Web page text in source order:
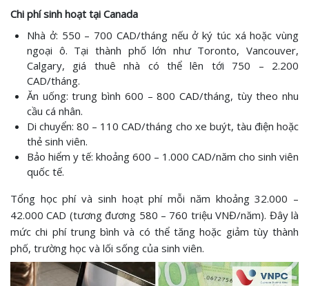
Chi phí sinh hoạt tại Canada
Nhà ở: 550 – 700 CAD/tháng nếu ở ký túc xá hoặc vùng
ngoại ô. Tại thành phố lớn như Toronto, Vancouver,
Calgary, giá thuê nhà có thể lên tới 750 – 2.200
CAD/tháng.
Ăn uống: trung bình 600 – 800 CAD/tháng, tùy theo nhu
cầu cá nhân.
Di chuyển: 80 – 110 CAD/tháng cho xe buýt, tàu điện hoặc
thẻ sinh viên.
Bảo hiểm y tế: khoảng 600 – 1.000 CAD/năm cho sinh viên
quốc tế.
Tổng học phí và sinh hoạt phí mỗi năm khoảng 32.000 –
42.000 CAD (tương đương 580 – 760 triệu VNĐ/năm). Đây là
mức chi phí trung bình và có thể tăng hoặc giảm tùy thành
phố, trường học và lối sống của sinh viên.